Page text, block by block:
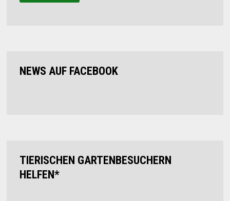
NEWS AUF FACEBOOK
TIERISCHEN GARTENBESUCHERN
HELFEN*